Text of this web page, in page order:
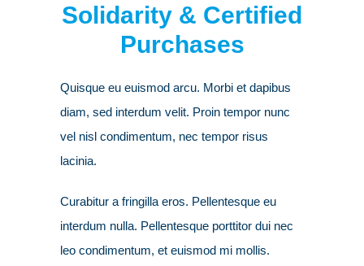
Solidarity & Certified
Purchases
Quisque eu euismod arcu. Morbi et dapibus
diam, sed interdum velit. Proin tempor nunc
vel nisl condimentum, nec tempor risus
lacinia.
Curabitur a fringilla eros. Pellentesque eu
interdum nulla. Pellentesque porttitor dui nec
leo condimentum, et euismod mi mollis.